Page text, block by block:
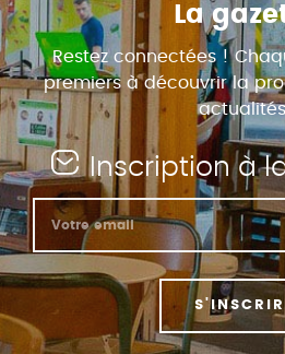
La
Restez connectées !
premiers à découvrir la
Inscription à